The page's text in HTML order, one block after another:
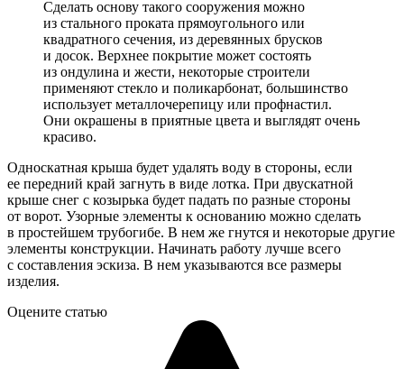
Сделать основу такого сооружения можно
из стального проката прямоугольного или
квадратного сечения, из деревянных брусков
и досок. Верхнее покрытие может состоять
из ондулина и жести, некоторые строители
применяют стекло и поликарбонат, большинство
использует металлочерепицу или профнастил.
Они окрашены в приятные цвета и выглядят очень
красиво.
Односкатная крыша будет удалять воду в стороны, если
ее передний край загнуть в виде лотка. При двускатной
крыше снег с козырька будет падать по разные стороны
от ворот. Узорные элементы к основанию можно сделать
в простейшем трубогибе. В нем же гнутся и некоторые другие
элементы конструкции. Начинать работу лучше всего
с составления эскиза. В нем указываются все размеры
изделия.
Оцените статью